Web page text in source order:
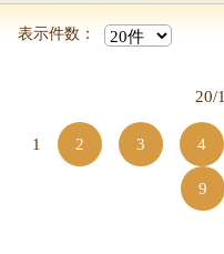
表示件数：
20/
1 2 3 4
9